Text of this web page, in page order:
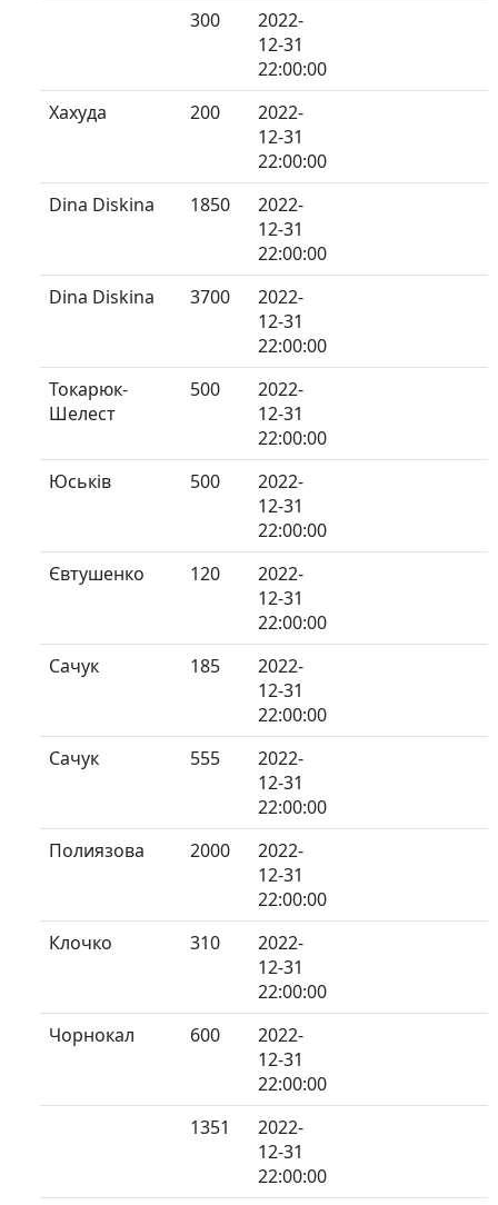
300
2022-
12-31
22:00:00
Хахуда
200
2022-
12-31
22:00:00
Dina Diskina
1850
2022-
12-31
22:00:00
Dina Diskina
3700
2022-
12-31
22:00:00
Токарюк-
Шелест
500
2022-
12-31
22:00:00
Юськів
500
2022-
12-31
22:00:00
Євтушенко
120
2022-
12-31
22:00:00
Сачук
185
2022-
12-31
22:00:00
Сачук
555
2022-
12-31
22:00:00
Полиязова
2000
2022-
12-31
22:00:00
Клочко
310
2022-
12-31
22:00:00
Чорнокал
600
2022-
12-31
22:00:00
1351
2022-
12-31
22:00:00